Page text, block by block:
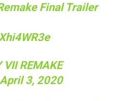
Final Trailer
REMAKE
April 3, 2020